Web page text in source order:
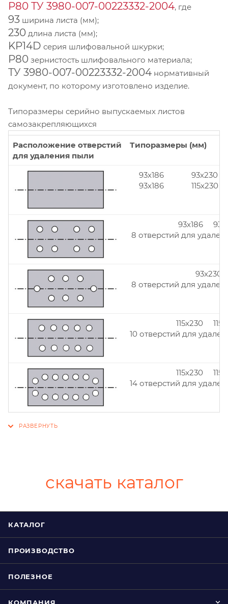
Р80 ТУ 3980-007-00223332-2004, где
93 ширина листа (мм);
230 длина листа (мм);
KP14D серия шлифовальной шкурки;
Р80 зернистость шлифовального материала;
ТУ 3980-007-00223332-2004 нормативный
документ, по которому изготовлено изделие.
Типоразмеры серийно выпускаемых листов
самозакрепляющихся
Расположение отверстий
для удаления пыли
Типоразмеры (мм)
93x186
93x186
93x230
115x230
93x186
8 отверстий для
93x230
8 отверстий для
115x230
10 отверстий для
115x230
14 отверстий для
скачать каталог
КАТАЛОГ
ПРОИЗВОДСТВО
ПОЛЕЗНОЕ